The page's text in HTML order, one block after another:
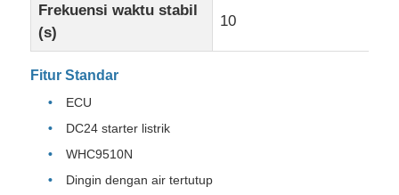
Frekuensi waktu stabil
(s)
10
Fitur Standar
ECU
DC24 starter listrik
WHC9510N
Dingin dengan air tertutup